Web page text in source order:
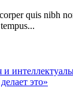
quis nibh
это»